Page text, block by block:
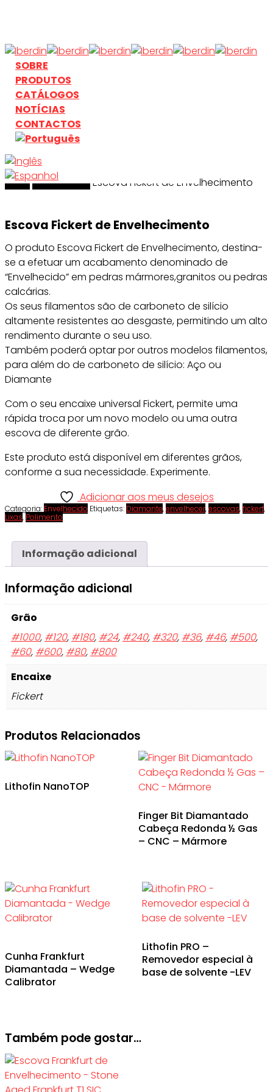
main
content
search
Menu
SOBRE
PRODUTOS
CATÁLOGOS
NOTÍCIAS
CONTACTOS
search
InícioEnvelhecidoEscova Fickert de Envelhecimento
Escova Fickert de Envelhecimento
O produto Escova Fickert de Envelhecimento, destina-
se a efetuar um acabamento denominado de
“Envelhecido” em pedras mármores,granitos ou pedras
calcárias.
Os seus filamentos são de carboneto de silício
altamente resistentes ao desgaste, permitindo um alto
rendimento durante o seu uso.
Também poderá optar por outros modelos filamentos,
para além do de carboneto de silício: Aço ou
Diamante
Com o seu encaixe universal Fickert, permite uma
rápida troca por um novo modelo ou uma outra
escova de diferente grão.
Este produto está disponível em diferentes grãos,
conforme a sua necessidade. Experimente.
Adicionar aos meus desejos
Categoria: Envelhecido Etiquetas: Diamante,envelhecer,escovas,fickert,
Lixas, Polimento
Informação adicional
Informação adicional
Grão
#1000, #120, #180, #24, #240, #320, #36, #46, #500,
#60, #600, #80, #800
Encaixe
Fickert
Produtos Relacionados
Lithofin NanoTOP
Finger Bit Diamantado
Cabeça Redonda ½ Gas
– CNC – Mármore
Cunha Frankfurt
Diamantada – Wedge
Calibrator
Lithofin PRO –
Removedor especial à
base de solvente -LEV
Também pode gostar…